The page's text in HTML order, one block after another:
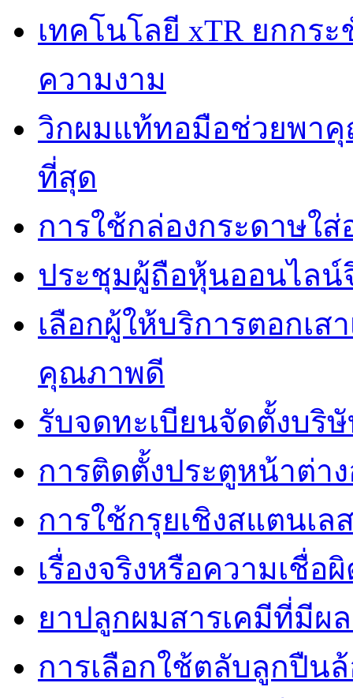
เทคโนโลยี xTR ยกกร
ความงาม
วิกผมแท้ทอมือช่วยพา
ที่สุด
การใช้กล่องกระดาษใ
ประชุมผู้ถือหุ้นออนไลน์
เลือกผู้ให้บริการตอกเ
คุณภาพดี
รับจดทะเบียนจัดตั้งบ
การติดตั้งประตูหน้าต่า
การใช้กรุยเชิงสแตนเ
เรื่องจริงหรือความเชื่อ
ยาปลูกผมสารเคมีที่มีผ
การเลือกใช้ตลับลูกปืน